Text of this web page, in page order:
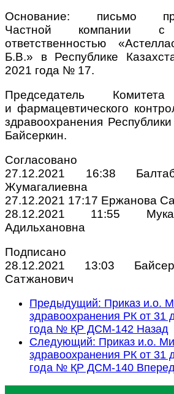
Основание: письмо
Частной компании с
ответственностью
Б.В.» в Республике
2021 года № 17.
Председатель Комитета
и фармацевтического
здравоохранения
Байсеркин.
Согласовано
27.12.2021 16:38
Жумагалиевна
27.12.2021 17:17 Ержанова
28.12.2021 11:55
Адильхановна
Подписано
28.12.2021 13:03
Сатжанович
Предыдущий: Приказ и.о.
здравоохранения РК от 31
года № ҚР ДСМ-142 Назад
Следующий: Приказ и.о.
здравоохранения РК от 31
года № ҚР ДСМ-140 Вперед